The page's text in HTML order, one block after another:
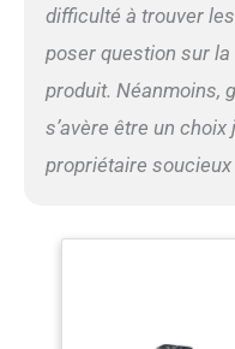
difficulté à trouver
poser question sur
produit. Néanmoins,
s’avère être un
propriétaire